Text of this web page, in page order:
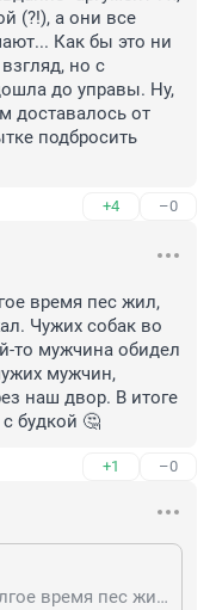
(?!), а они все
Как бы это ни
но с
до управы. Ну,
доставалось от
подбросить
+4 –0
время пес жил,
Чужих собак во
то мужчина обидел
мужчин,
наш двор. В итоге
будкой 🤔
+1 –0
8910, у нас во дворе также долгое время пес жил, сделали ему будку. Детей обожал. Чужих собак во двор не пускал. Однажды какой-то мужчина обидел его, и он стал облаивать всех чужих мужчин, которые просто проходили через наш двор. В итоге куда-то пропал, причем вместе с будкой 🤔